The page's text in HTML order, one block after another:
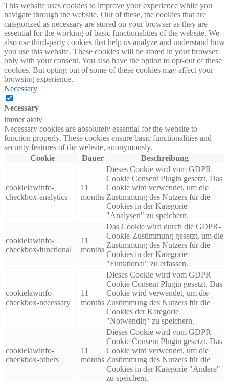
This website uses cookies to improve your experience while you
navigate through the website. Out of these, the cookies that are
categorized as necessary are stored on your browser as they are
essential for the working of basic functionalities of the website. We
also use third-party cookies that help us analyze and understand how
you use this website. These cookies will be stored in your browser
only with your consent. You also have the option to opt-out of these
cookies. But opting out of some of these cookies may affect your
browsing experience.
Necessary
Necessary
immer aktiv
Necessary cookies are absolutely essential for the website to
function properly. These cookies ensure basic functionalities and
security features of the website, anonymously.
Cookie
Dauer Beschreibung
cookielawinfo-
checkbox-analytics
11
months
Dieses Cookie wird vom GDPR
Cookie Consent Plugin gesetzt. Das
Cookie wird verwendet, um die
Zustimmung des Nutzers für die
Cookies in der Kategorie
"Analysen" zu speichern.
cookielawinfo-
checkbox-functional
11
months
Das Cookie wird durch die GDPR-
Cookie-Zustimmung gesetzt, um die
Zustimmung des Nutzers für die
Cookies in der Kategorie
"Funktional" zu erfassen.
cookielawinfo-
checkbox-necessary
11
months
Dieses Cookie wird vom GDPR
Cookie Consent Plugin gesetzt. Das
Cookie wird verwendet, um die
Zustimmung des Nutzers für die
Cookies der Kategorie
"Notwendig" zu speichern.
cookielawinfo-
checkbox-others
11
months
Dieses Cookie wird vom GDPR
Cookie Consent Plugin gesetzt. Das
Cookie wird verwendet, um die
Zustimmung des Nutzers für die
Cookies in der Kategorie "Andere"
zu speichern.